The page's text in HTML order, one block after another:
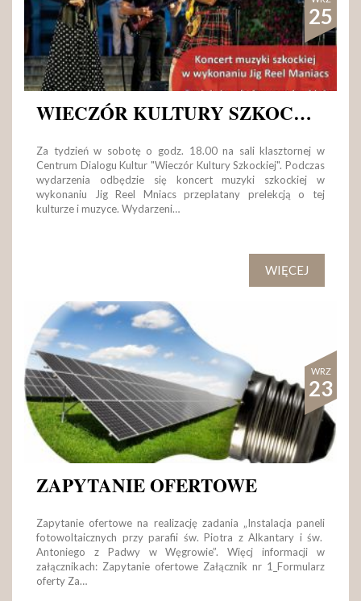
25
WIECZÓR KULTURY SZKOCKIEJ
Za tydzień w sobotę o godz. 18.00 na sali klasztornej w
Centrum Dialogu Kultur "Wieczór Kultury Szkockiej". Podczas
wydarzenia odbędzie się koncert muzyki szkockiej w
wykonaniu Jig Reel Mniacs przeplatany prelekcją o tej
kulturze i muzyce. Wydarzeni…
WIĘCEJ
WRZ
23
ZAPYTANIE OFERTOWE
Zapytanie ofertowe na realizację zadania „Instalacja paneli
fotowoltaicznych przy parafii św. Piotra z Alkantary i św.
Antoniego z Padwy w Węgrowie”. Więcj informacji w
załącznikach: Zapytanie ofertowe Załącznik nr 1_Formularz
oferty Za…